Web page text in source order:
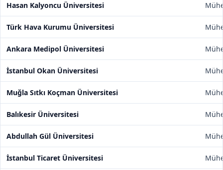
Hasan Kalyoncu Üniversitesi
Türk Hava Kurumu Üniversitesi
Ankara Medipol Üniversitesi
İstanbul Okan Üniversitesi
Muğla Sıtkı Koçman Üniversitesi
Balıkesir Üniversitesi
Abdullah Gül Üniversitesi
İstanbul Ticaret Üniversitesi